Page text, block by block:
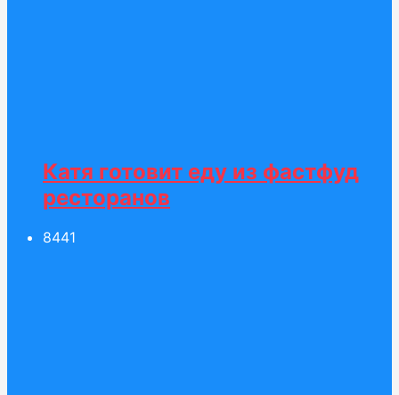
Катя готовит еду из фастфуд
ресторанов
8441